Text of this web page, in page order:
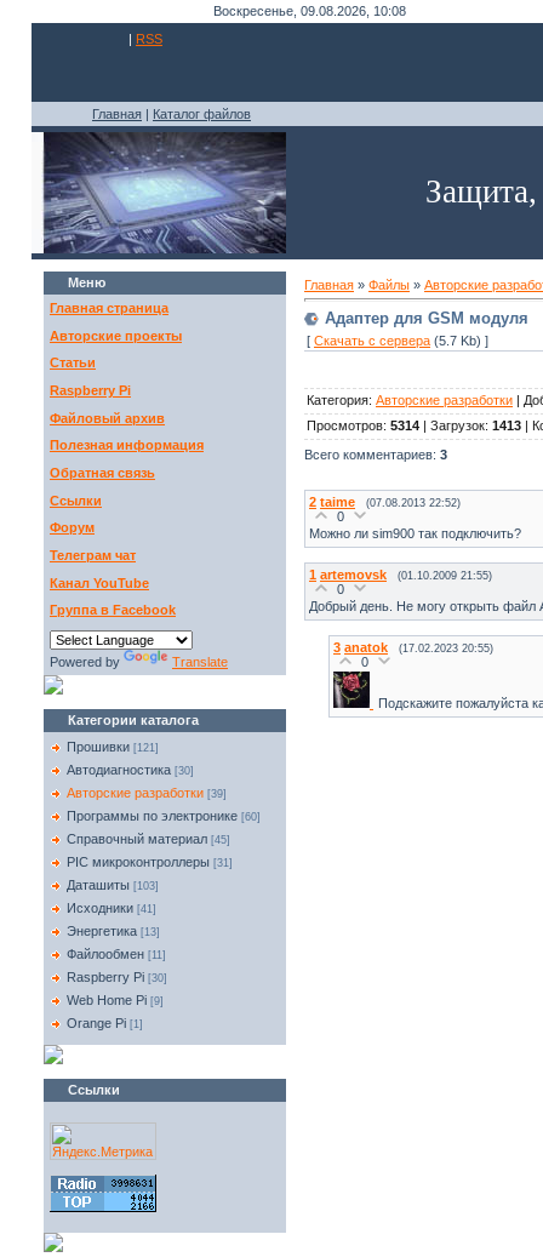
Воскресенье, 09.08.2026, 10:08
| RSS
Главная | Каталог файлов
Защита,
Меню
Главная страница
Авторские проекты
Статьи
Raspberry Pi
Файловый архив
Полезная информация
Обратная связь
Ссылки
Форум
Телеграм чат
Канал YouTube
Группа в Facebook
Powered by Translate
Категории каталога
Прошивки [121]
Автодиагностика [30]
Авторские разработки [39]
Программы по электронике [60]
Справочный материал [45]
PIC микроконтроллеры [31]
Даташиты [103]
Исходники [41]
Энергетика [13]
Файлообмен [11]
Raspberry Pi [30]
Web Home Pi [9]
Orange Pi [1]
Ссылки
Главная » Файлы » Авторские
Адаптер для GSM модуля
[ Скачать с сервера (5.7 Kb) ]
Категория: Авторские разработки |
Просмотров: 5314 | Загрузок: 1413 |
Всего комментариев: 3
2 taime (07.08.2013 22:52)
0
Можно ли sim900 так подключить?
1 artemovsk (01.10.2009 21:55)
0
Добрый день. Не могу открыть файл
3 anatok (17.02.2023 20:55)
0
Подскажите пожалуйста